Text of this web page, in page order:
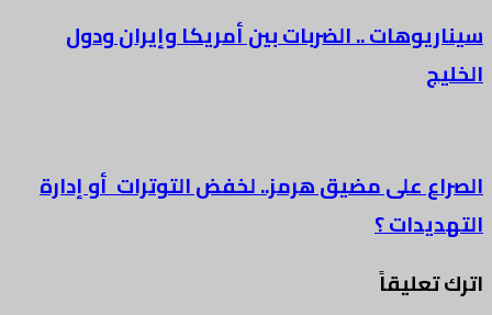
سيناريوهات .. الضربات بين أمريكا وإيران ودول
الخليج
الصراع على مضيق هرمز.. لخفض التوترات أو إدارة
التهديدات ؟
اترك تعليقاً